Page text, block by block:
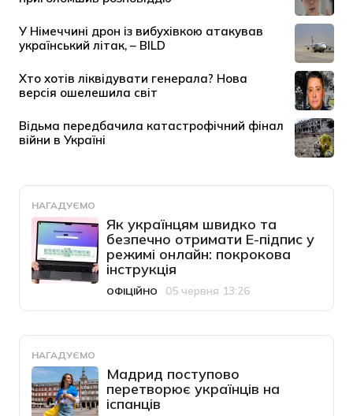
НАГАДУЄМО
Як українцям швидко та
безпечно отримати Е-підпис у
режимі онлайн: покрокова
інструкція
Категорія
ОФІЦІЙНО
Дата публікації
05 червня 13:26
НАГАДУЄМО
Мадрид поступово
перетворює українців на
іспанців